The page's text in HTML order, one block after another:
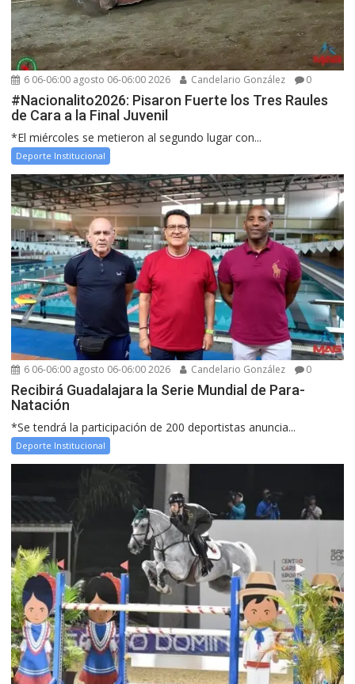
6 06-06:00 agosto 06-06:00 2026 Candelario González 0
#Nacionalito2026: Pisaron Fuerte los Tres Raules
de Cara a la Final Juvenil
*El miércoles se metieron al segundo lugar con...
Deporte Institucional
6 06-06:00 agosto 06-06:00 2026 Candelario González 0
Recibirá Guadalajara la Serie Mundial de Para-
Natación
*Se tendrá la participación de 200 deportistas anuncia...
Deporte Institucional